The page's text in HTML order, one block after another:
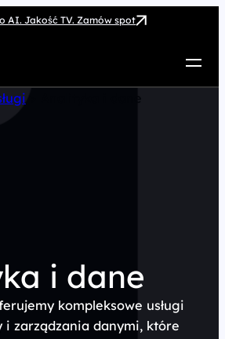
AI. Jakość TV. Zamów spot
i dane
kompleksowe usługi
i zarządzania danymi, które